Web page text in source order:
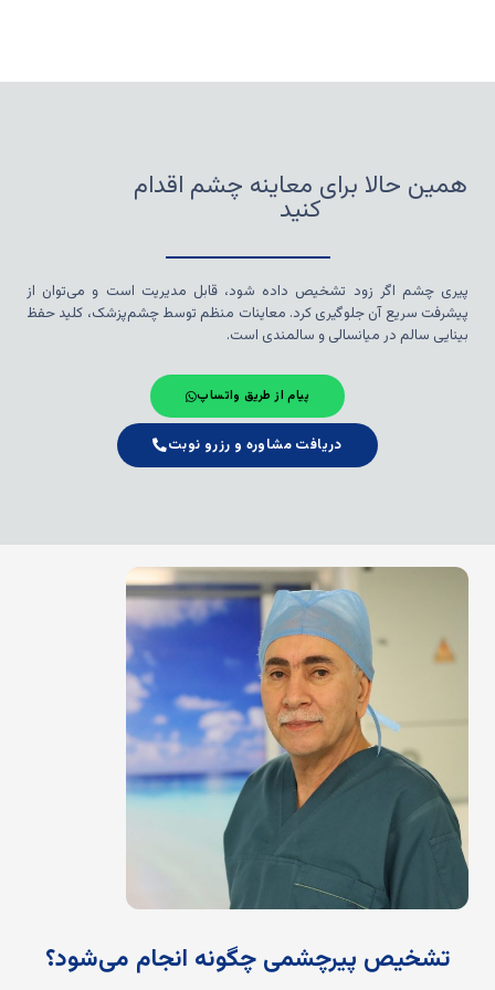
همین حالا برای معاینه چشم اقدام
کنید
پیری چشم اگر زود تشخیص داده شود، قابل مدیریت است و می‌توان از
پیشرفت سریع آن جلوگیری کرد. معاینات منظم توسط چشم‌پزشک، کلید حفظ
بینایی سالم در میانسالی و سالمندی است.
پیام از طریق واتساپ
دریافت مشاوره و رزرو نوبت
تشخیص پیرچشمی چگونه انجام می‌شود؟